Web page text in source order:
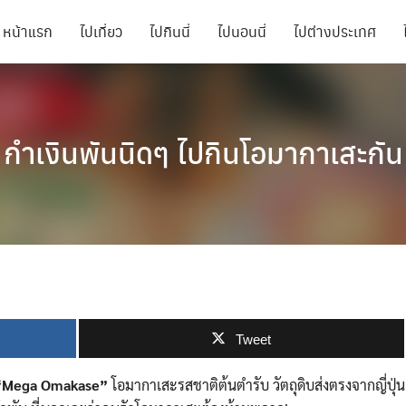
หน้าแรก ไปเที่ยว ไปกินนี่ ไปนอนนี่ ไปต่างประเทศ
กำเงินพันนิดๆ ไปกินโอมากาเสะกัน
Tweet
Omakase” โอมากาเสะรสชาติต้นตำรับ วัตถุดิบส่งตรงจากญี่ปุ่น